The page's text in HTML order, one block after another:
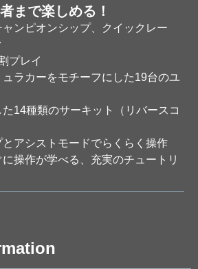
まで楽しめる！
ャンピオンシップ、クイックレー
プレイ
ュラカーをモチーフにした19台のユ
た14種類のサーキット（リバースコ
とアシストモードでらくらく操作
に操作が学べる、充実のチュートリ